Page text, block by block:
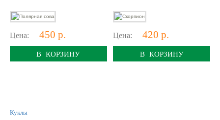
Цена: 450 р.
В КОРЗИНУ
Цена: 420 р.
В КОРЗИНУ
Куклы